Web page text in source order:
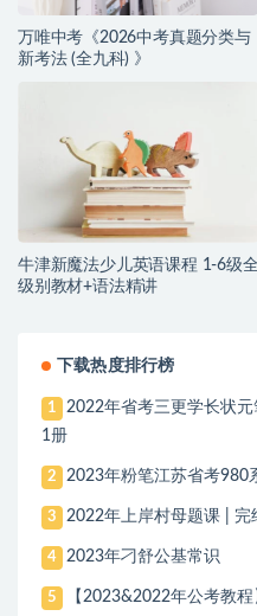
万唯中考《2026中考真题分类与
新考法 (全九科) 》
牛津新魔法少儿英语课程 1-6级全
级别教材+语法精讲
下载热度排行榜
1
2022年省考三更学长状
1册
2 2023年粉笔江苏省考980
3 2022年上岸村母题课 | 完
4 2023年刁舒公基常识
5 【2023&2022年公考教